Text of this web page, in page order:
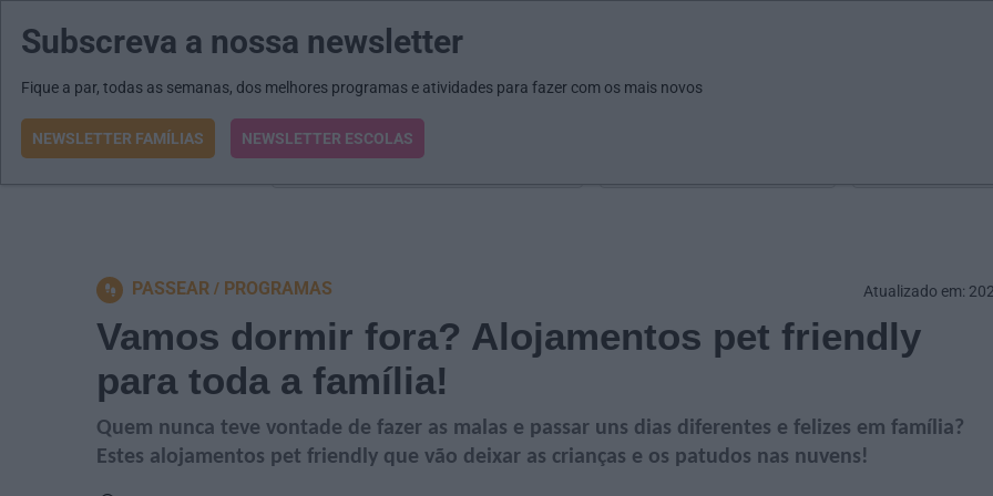
MENU MAIL JORNAIS
O que procura?
PASSEAR PROGRAMAS
Vamos dormir fora? Alojamentos pet friendly
para toda a família!
Quem nunca teve vontade de fazer as malas e passar uns dias diferentes e felizes em família?
Estes alojamentos pet friendly que vão deixar as crianças e os patudos nas nuvens!
Atualizado em:
Subscreva a nossa newsletter
Fique a par, todas as semanas, dos melhores programas e atividades para fazer com os mais novos
NEWSLETTER FAMÍLIAS NEWSLETTER ESCOLAS